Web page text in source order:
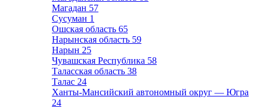
Магадан 57
Сусуман 1
Ошская область 65
Нарынская область 59
Нарын 25
Чувашская Республика 58
Таласская область 38
Талас 24
Ханты-Мансийский автономный округ — Югра
24